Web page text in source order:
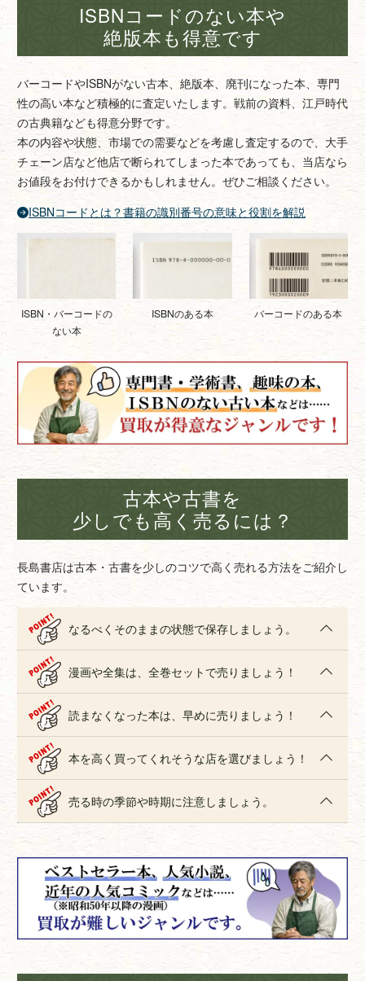
ISBNコードのない本や
絶版本も得意です
バーコードやISBNがない古本、絶版本、廃刊になった本、専門
性の高い本など積極的に査定いたします。戦前の資料、江戸時代
の古典籍なども得意分野です。
本の内容や状態、市場での需要などを考慮し査定するので、大手
チェーン店など他店で断られてしまった本であっても、当店なら
お値段をお付けできるかもしれません。ぜひご相談ください。
ISBNコードとは？書籍の識別番号の意味と役割を解説
ISBN・バーコードの
ない本
ISBNのある本 バーコードのある本
古本や古書を
少しでも高く売るには？
長島書店は古本・古書を少しのコツで高く売れる方法をご紹介し
ています。
なるべくそのままの状態で保存しましょう。
漫画や全集は、全巻セットで売りましょう！
読まなくなった本は、早めに売りましょう！
本を高く買ってくれそうな店を選びましょう！
売る時の季節や時期に注意しましょう。